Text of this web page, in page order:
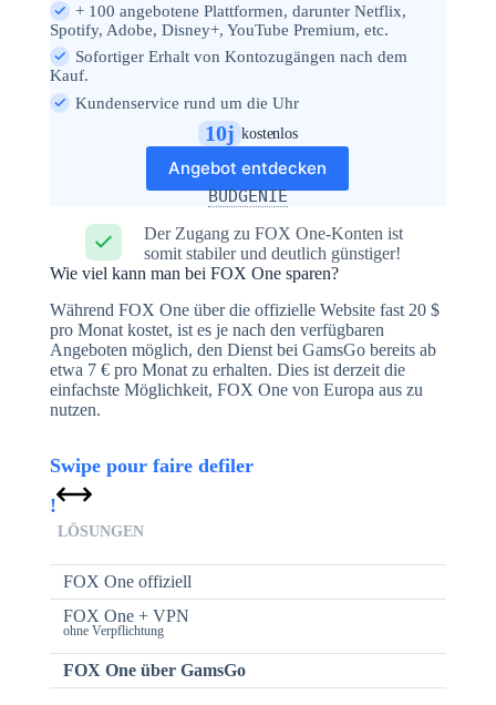
+ 100 angebotene Plattformen, darunter Netflix,
Spotify, Adobe, Disney+, YouTube Premium, etc.
Sofortiger Erhalt von Kontozugängen nach dem
Kauf.
Kundenservice rund um die Uhr
10j kostenlos
Angebot entdecken
BUDGENIE
Der Zugang zu FOX One-Konten ist
somit stabiler und deutlich günstiger!
Wie viel kann man bei FOX One sparen?
Während FOX One über die offizielle Website fast 20 $
pro Monat kostet, ist es je nach den verfügbaren
Angeboten möglich, den Dienst bei GamsGo bereits ab
etwa 7 € pro Monat zu erhalten. Dies ist derzeit die
einfachste Möglichkeit, FOX One von Europa aus zu
nutzen.
LÖSUNGEN
FOX One offiziell
FOX One + VPN
ohne Verpflichtung
FOX One über GamsGo